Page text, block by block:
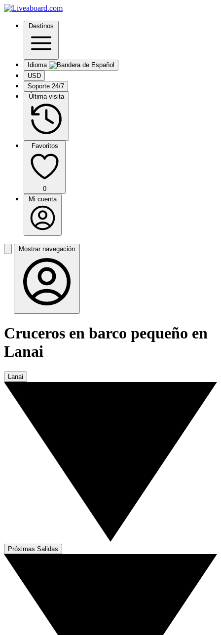
Destinos
Idioma
USD
Soporte 24/7
Última visita
Favoritos
0
Mi cuenta
Mostrar navegación
Cruceros en barco pequeño en
Lanai
Lanai
Próximas Salidas